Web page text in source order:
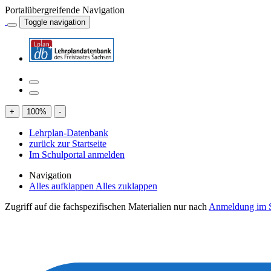
Portalübergreifende Navigation
Toggle navigation
+ 100% -
Lehrplan-Datenbank
zurück zur Startseite
Im Schulportal anmelden
Navigation
Alles aufklappen Alles zuklappen
Zugriff auf die fachspezifischen Materialien nur nach Anmeldung im